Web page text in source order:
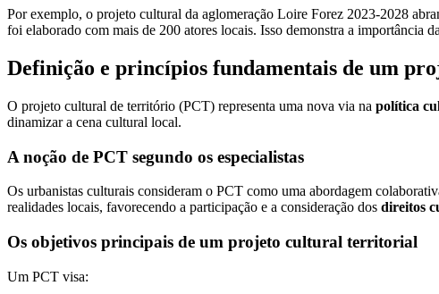
Por exemplo, o projeto cultural da aglomeração Loire Forez 2023-2028
foi elaborado com mais de 200 atores locais. Isso demonstra a importância da
Definição e princípios fundamentais de um
O projeto cultural de território (PCT) representa uma nova via na política
dinamizar a cena cultural local.
A noção de PCT segundo os especialistas
Os urbanistas culturais consideram o PCT como uma abordagem
realidades locais, favorecendo a participação e a consideração dos direitos
Os objetivos principais de um projeto cultural territorial
Um PCT visa: